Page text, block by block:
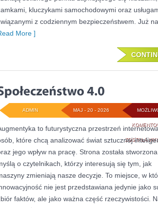
kluczykami samochodowymi oraz
z codziennym bezpieczeństwem. Już na
More ]
ZOSTAŁA
MAJ - 20 - 2026
ADMIN
to futurystyczna przestrzeń
które chcą analizować świat sztucznej
jego wpływ na pracę. Strona została
o czytelnikach, którzy interesują się tym, jak
zmieniają nasze decyzje. To miejsce, w
nie jest przedstawiana jedynie jako
faktów, ale jako ważna część rzeczywistości.